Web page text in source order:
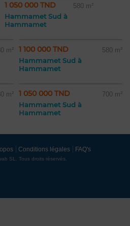
1 050 000 TND 580 m²
Hammamet Sud à
Hammamet
m² 1 100 000 TND 580 m²
Hammamet Sud à
Hammamet
m² 1 050 000 TND 700 m²
Hammamet Sud à
Hammamet
Conditions légales FAQ's
SL. Tous droits réservés.